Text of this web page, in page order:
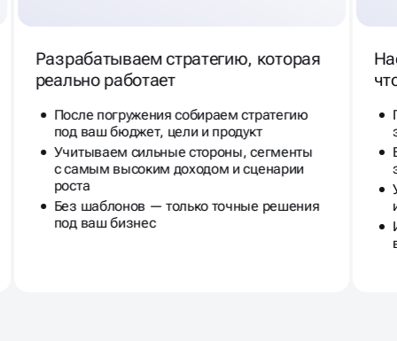
Разрабатываем стратегию, которая
реально работает
После погружения собираем стратегию
под ваш бюджет, цели и продукт
Учитываем сильные стороны, сегменты
с самым высоким доходом и сценарии
роста
Без шаблонов — только точные решения
под ваш бизнес